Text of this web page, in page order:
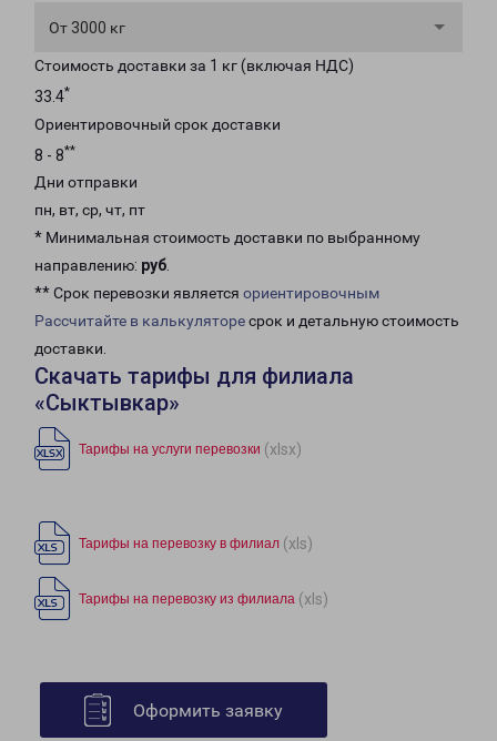
От 3000 кг
Стоимость доставки за 1 кг (включая НДС)
33.4*
Ориентировочный срок доставки
8 - 8**
Дни отправки
пн, вт, ср, чт, пт
* Минимальная стоимость доставки по выбранному
направлению: руб.
** Срок перевозки является ориентировочным
Рассчитайте в калькуляторесрок и детальную стоимость
доставки.
Скачать тарифы для филиала
«Сыктывкар»
Тарифы на услуги перевозки (xlsx)
Тарифы на перевозку в филиал (xls)
Тарифы на перевозку из филиала (xls)
Оформить заявку